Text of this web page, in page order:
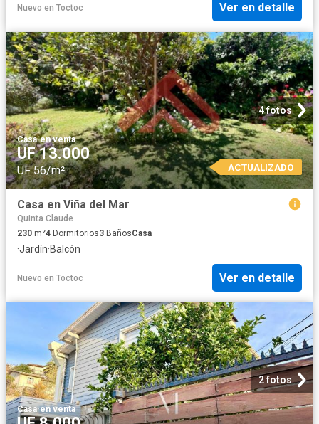
Nuevo en Toctoc Ver en detalle
4 fotos
Casa·en venta
UF 13.000
UF 56/m² ACTUALIZADO
Casa en Viña del Mar
Quinta Claude
230 m²4 Dormitorios3 BañosCasa
·Jardín·Balcón
Nuevo en Toctoc Ver en detalle
2 fotos
Casa·en venta